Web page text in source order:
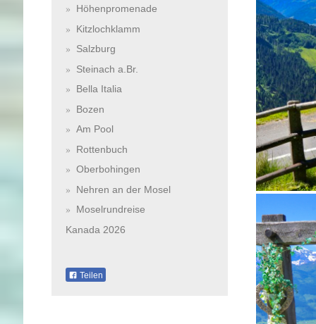
Höhenpromenade
Kitzlochklamm
Salzburg
Steinach a.Br.
Bella Italia
Bozen
Am Pool
Rottenbuch
Oberbohingen
Nehren an der Mosel
Moselrundreise
Kanada 2026
Teilen